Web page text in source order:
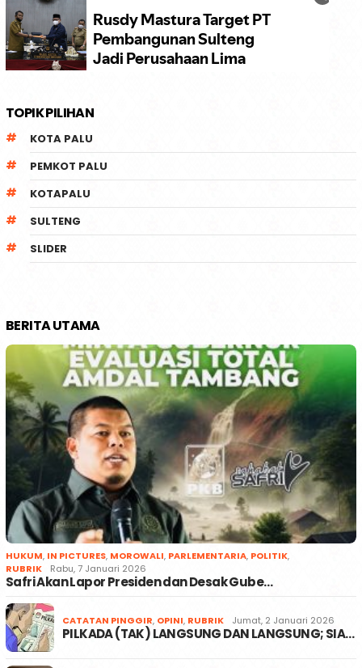
TOPIK PILIHAN
KOTA PALU
PEMKOT PALU
KOTAPALU
SULTENG
SLIDER
BERITA UTAMA
HUKUM, IN PICTURES, MOROWALI, PARLEMENTARIA, POLITIK,
RUBRIK
Rabu, 7 Januari 2026
Safri Akan Lapor Presiden dan Desak Gube…
CATATAN PINGGIR, OPINI, RUBRIK Jumat, 2 Januari 2026
PILKADA (TAK) LANGSUNG DAN LANGSUNG; SIA…